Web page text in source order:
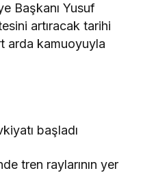
Başkanı Yusuf
artıracak tarihi
arda kamuoyuyla
başladı
tren raylarının yer